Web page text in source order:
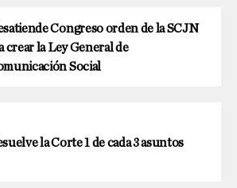
Congreso orden de la SCJN
crear la Ley General de
Social
la Corte 1 de cada 3 asuntos